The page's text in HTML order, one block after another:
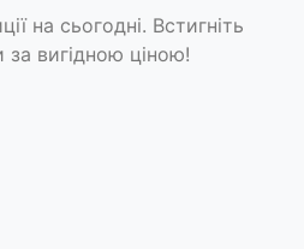
на сьогодні. Встигніть
за вигідною ціною!